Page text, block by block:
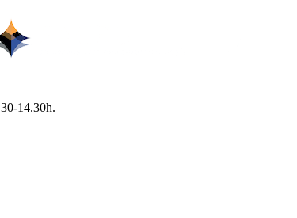
14.30h.